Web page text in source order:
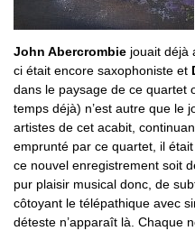
John Abercrombie jouait déjà
ci était encore saxophoniste et
dans le paysage de ce quartet
temps déjà) n’est autre que le
artistes de cet acabit,
emprunté par ce quartet, il
ce nouvel enregistrement soit
pur plaisir musical donc, de
côtoyant le télépathique avec
déteste n’apparaît là. Chaque